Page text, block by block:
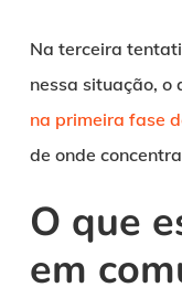
Na terceira
nessa situação, o
na primeira fase
de onde
O que
em